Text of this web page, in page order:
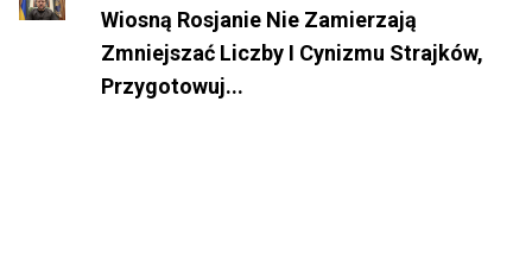
Wiosną Rosjanie Nie Zamierzają
Zmniejszać Liczby I Cynizmu Strajków,
Przygotowuj...